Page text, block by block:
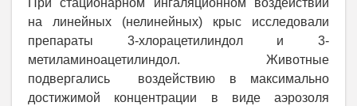
При стационарном ингаляционном воздействии
на линейных (нелинейных) крыс исследовали
препараты 3-хлорацетилиндол и 3-
метиламиноацетилиндол. Животные
подвергались воздействию в максимально
достижимой концентрации в виде аэрозоля